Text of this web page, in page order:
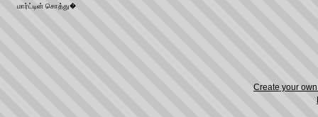
மார்ட்டின் சொத்து�
Create your